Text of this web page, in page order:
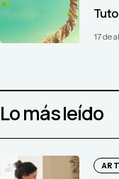
17 de
Lo más leído